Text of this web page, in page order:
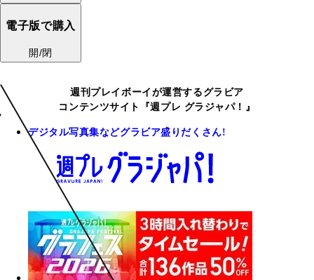
電子版で購入
開/閉
週刊プレイボーイが運営するグラビア
コンテンツサイト『週プレ グラジャパ！』
デジタル写真集などグラビア盛りだくさん!